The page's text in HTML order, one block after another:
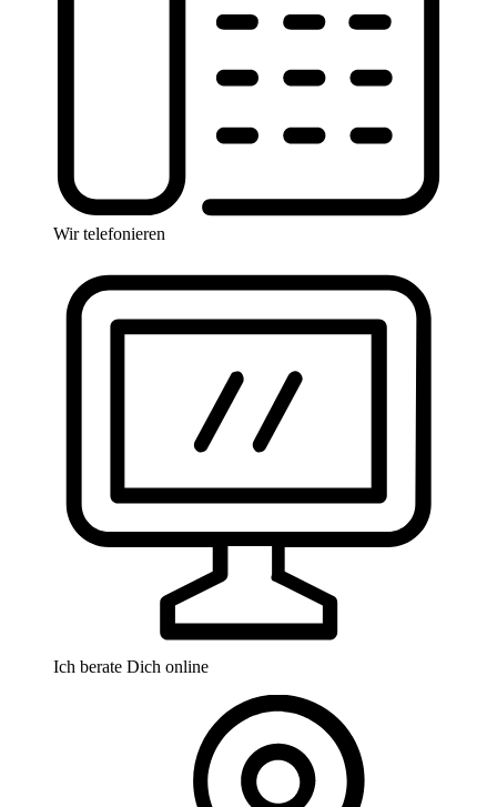
Wir telefonieren
Ich berate Dich online